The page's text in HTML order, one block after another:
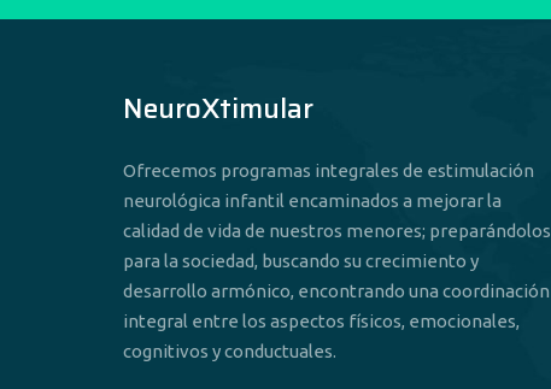
NeuroXtimular
Ofrecemos programas integrales de estimulación
neurológica infantil encaminados a mejorar la
calidad de vida de nuestros menores; preparándolos
para la sociedad, buscando su crecimiento y
desarrollo armónico, encontrando una coordinación
integral entre los aspectos físicos, emocionales,
cognitivos y conductuales.